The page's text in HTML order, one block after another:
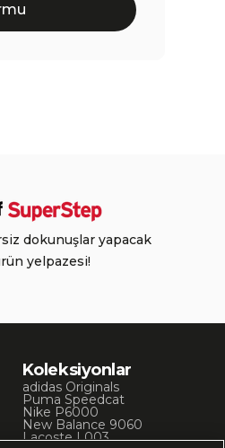
dokunuşlar yapacak
yelpazesi!
Koleksiyonlar
adidas Originals
Puma Speedcat
Nike P6000
New Balance 9060
Lacoste L003